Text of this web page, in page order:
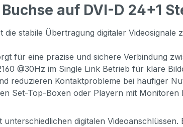
auf DVI-D 24+1
stabile Übertragung digitaler Videosignale
für eine präzise und sichere Verbindung
@30Hz im Single Link Betrieb für klare
reduzieren Kontaktprobleme bei häufiger
Set-Top-Boxen oder Playern mit Monitoren
digitalen